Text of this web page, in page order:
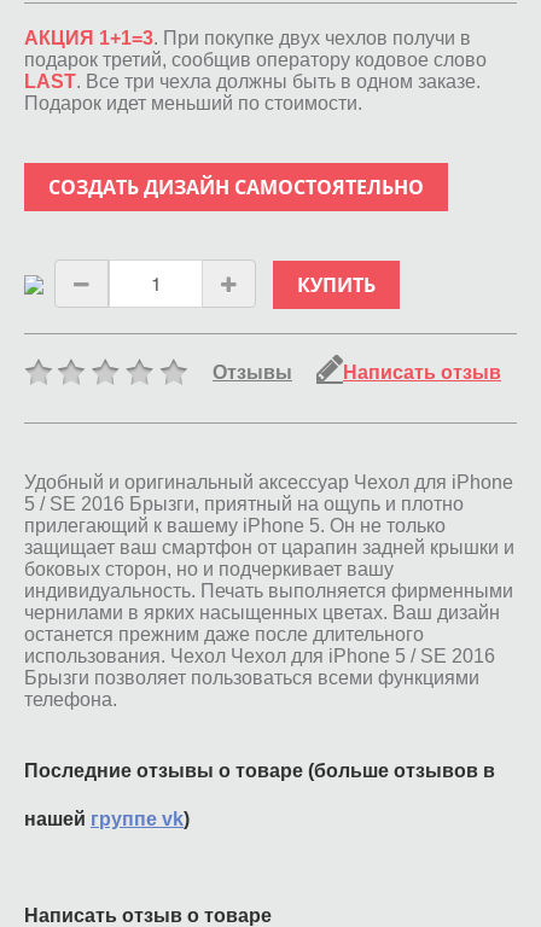
АКЦИЯ 1+1=3. При покупке двух чехлов получи в
подарок третий, сообщив оператору кодовое слово
LAST. Все три чехла должны быть в одном заказе.
Подарок идет меньший по стоимости.
СОЗДАТЬ ДИЗАЙН САМОСТОЯТЕЛЬНО
КУПИТЬ
Отзывы Написать отзыв
Удобный и оригинальный аксессуар Чехол для iPhone
5 / SE 2016 Брызги, приятный на ощупь и плотно
прилегающий к вашему iPhone 5. Он не только
защищает ваш смартфон от царапин задней крышки и
боковых сторон, но и подчеркивает вашу
индивидуальность. Печать выполняется фирменными
чернилами в ярких насыщенных цветах. Ваш дизайн
останется прежним даже после длительного
использования. Чехол Чехол для iPhone 5 / SE 2016
Брызги позволяет пользоваться всеми функциями
телефона.
Последние отзывы о товаре (больше отзывов в
нашей группе vk)
Написать отзыв о товаре